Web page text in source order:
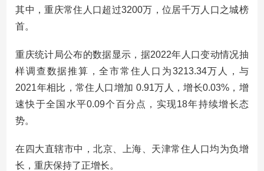
其中，重庆常住人口超过3200万，位居千万人口之城榜
首。
重庆统计局公布的数据显示，据2022年人口变动情况抽
样调查数据推算，全市常住人口为3213.34万人，与
2021年相比，常住人口增加 0.91万人，增长0.03%，增
速快于全国水平0.09个百分点，实现18年持续增长态
势。
在四大直辖市中，北京、上海、天津常住人口均为负增
长，重庆保持了正增长。